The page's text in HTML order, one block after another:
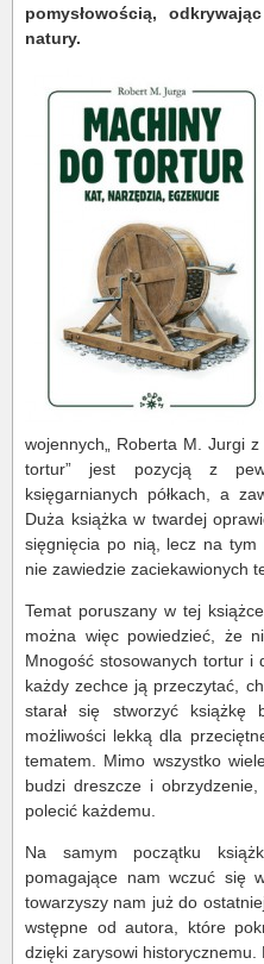
pomysłowością,
natury.
wojennych„ Roberta M. Jurgi
tortur” jest pozycją z
księgarnianych półkach, a
Duża książka w twardej
sięgnięcia po nią, lecz na
nie zawiedzie zaciekawionych
Temat poruszany w tej
można więc powiedzieć, że
Mnogość stosowanych tortur i
każdy zechce ją przeczytać,
starał się stworzyć
możliwości lekką dla
tematem. Mimo wszystko
budzi dreszcze i
polecić każdemu.
Na samym początku
pomagające nam wczuć się
towarzyszy nam już do
wstępne od autora, które
dzięki zarysowi historycznemu.